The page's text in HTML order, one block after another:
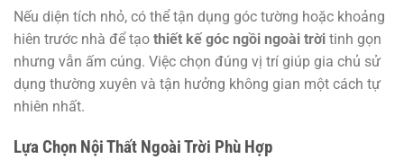
Nếu diện tích nhỏ, có thể tận dụng góc tường hoặc khoảng
hiên trước nhà để tạo thiết kế góc ngồi ngoài trời tinh gọn
nhưng vẫn ấm cúng. Việc chọn đúng vị trí giúp gia chủ sử
dụng thường xuyên và tận hưởng không gian một cách tự
nhiên nhất.
Lựa Chọn Nội Thất Ngoài Trời Phù Hợp